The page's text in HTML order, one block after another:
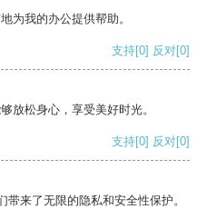
为我的办公提供帮助。
支持[0] 反对[0]
放松身心，享受美好时光。
支持[0] 反对[0]
来了无限的隐私和安全性保护。